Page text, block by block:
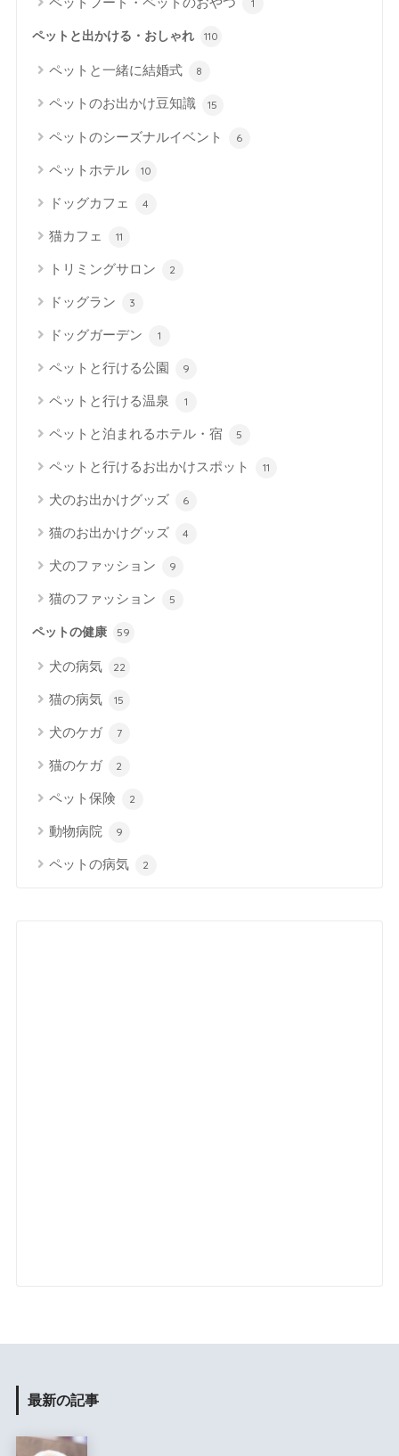
1
ペットと出かける・おしゃれ 110
ペットと一緒に結婚式 8
ペットのお出かけ豆知識 15
ペットのシーズナルイベント 6
ペットホテル 10
ドッグカフェ 4
猫カフェ 11
トリミングサロン 2
ドッグラン 3
ドッグガーデン 1
ペットと行ける公園 9
ペットと行ける温泉 1
ペットと泊まれるホテル・宿 5
ペットと行けるお出かけスポット 11
犬のお出かけグッズ 6
猫のお出かけグッズ 4
犬のファッション 9
猫のファッション 5
ペットの健康 59
犬の病気 22
猫の病気 15
犬のケガ 7
猫のケガ 2
ペット保険 2
動物病院 9
ペットの病気 2
最新の記事